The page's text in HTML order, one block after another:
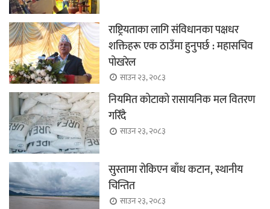
राष्ट्रियताका लागि संविधानका पक्षधर
शक्तिहरू एक ठाउँमा हुनुपर्छ : महासचिव
पोखरेल
साउन २३, २०८३
नियमित कोटाको रासायनिक मल वितरण
गरिँदै
साउन २३, २०८३
सुस्तामा रोकिएन बाँध कटान, स्थानीय
चिन्तित
साउन २३, २०८३